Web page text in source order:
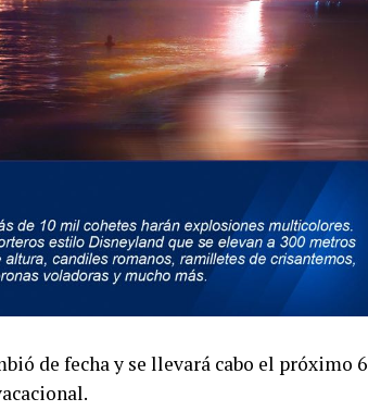
de fecha y se llevará cabo el próximo 6